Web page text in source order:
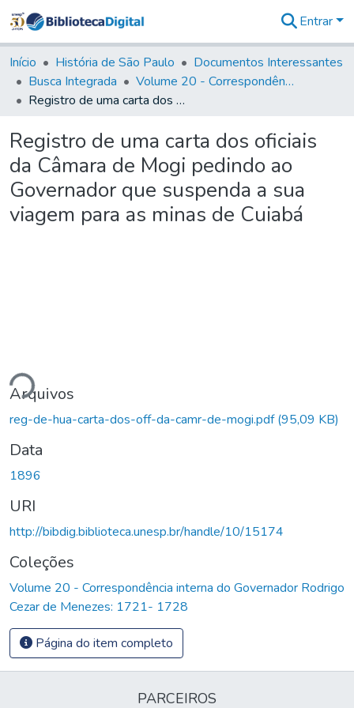
&
Coleções
Tudo na
Biblioteca
Estatísticas
Entrar
Início História de São Paulo
Documentos Interessantes
Busca Integrada
Volume 20 - Correspondência interna do Governador Rodrigo Cezar de Menezes: 1721- 1728
Registro de uma carta dos oficiais da Câmara de Mogi pedindo ao Governador que suspenda a sua viagem para as minas de Cuiabá
Registro de uma carta dos oficiais
da Câmara de Mogi pedindo ao
Governador que suspenda a sua
viagem para as minas de Cuiabá
Arquivos
reg-de-hua-carta-dos-off-da-camr-de-mogi.pdf(95,09 KB)
Data
1896
URI
http://bibdig.biblioteca.unesp.br/handle/10/15174
Coleções
Volume 20 - Correspondência interna do Governador Rodrigo
Cezar de Menezes: 1721- 1728
Página do item completo
PARCEIROS